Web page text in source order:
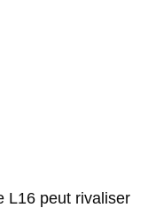
L16 peut rivaliser